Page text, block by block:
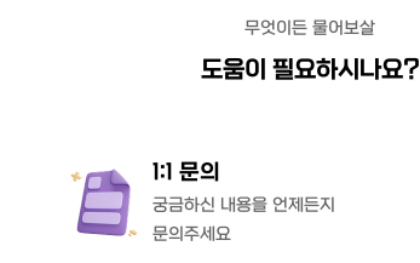
무엇이든 물어보살
도움이 필요하시나요?
1:1 문의
궁금하신 내용을 언제든지
문의주세요